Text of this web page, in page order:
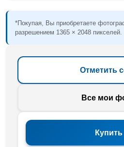
*Покупая, Вы приобретаете
разрешением 1365 × 2048 пикселей.
Отметить
Все мои
Купить